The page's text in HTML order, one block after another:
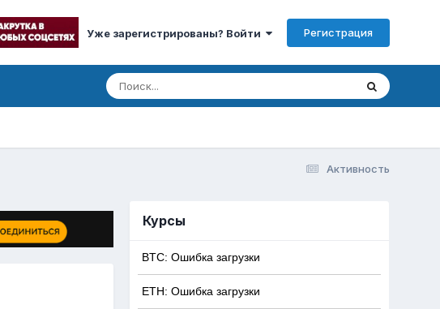
Уже зарегистрированы? Войти Регистрация
Активность
Курсы
BTC: Ошибка загрузки
ETH: Ошибка загрузки